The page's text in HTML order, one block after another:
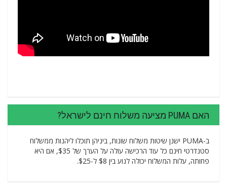
האם PUMA מציעה משלוח חינם לישראל?
ב-PUMA ישנן שיטות משלוח שונות, ביניהן תוכלו ליהנות ממשלוח
סטנדרטי חינם כל עוד הרכישה עולה על הערך של $35, אם היא
פחותה, עלות המשלוח יכולה לנוע בין $8 ל-$25.